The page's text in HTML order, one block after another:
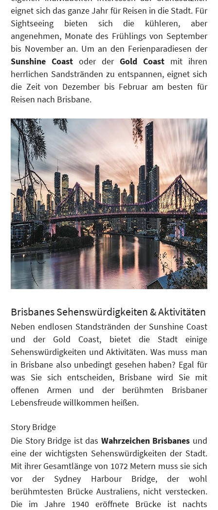
eignet sich das ganze Jahr für Reisen in die Stadt. Für
Sightseeing bieten sich die kühleren, aber
angenehmen, Monate des Frühlings von September
bis November an. Um an den Ferienparadiesen der
Sunshine Coast oder der Gold Coastmit ihren
herrlichen Sandstränden zu entspannen, eignet sich
die Zeit von Dezember bis Februar am besten für
Reisen nach Brisbane.
Brisbanes Sehenswürdigkeiten & Aktivitäten
Neben endlosen Standstränden der Sunshine Coast
und der Gold Coast, bietet die Stadt einige
Sehenswürdigkeiten und Aktivitäten. Was muss man
in Brisbane also unbedingt gesehen haben? Egal für
was Sie sich entscheiden, Brisbane wird Sie mit
offenen Armen und der berühmten Brisbaner
Lebensfreude willkommen heißen.
Story Bridge
Die Story Bridge ist das Wahrzeichen Brisbanes und
eine der wichtigsten Sehenswürdigkeiten der Stadt.
Mit ihrer Gesamtlänge von 1072 Metern muss sie sich
vor der Sydney Harbour Bridge, der wohl
berühmtesten Brücke Australiens, nicht verstecken.
Die im Jahre 1940 eröffnete Brücke ist nachts